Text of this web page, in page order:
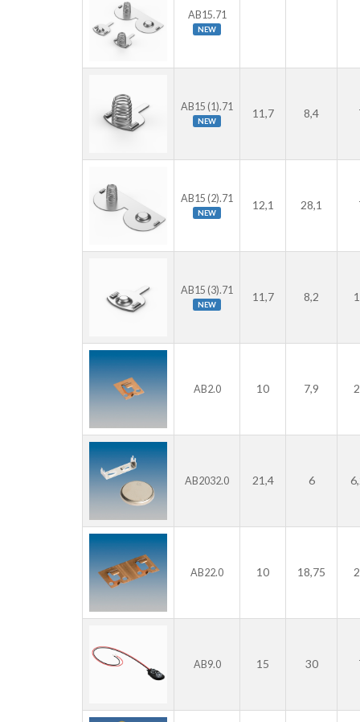
AB15.71
NEW
AB15 (1).71
NEW
11,7 8,4
AB15 (2).71
NEW
12,1 28,1
AB15 (3).71
NEW
11,7 8,2
AB2.0 10 7,9
AB2032.0 21,4 6
AB22.0 10 18,75
AB9.0 15 30